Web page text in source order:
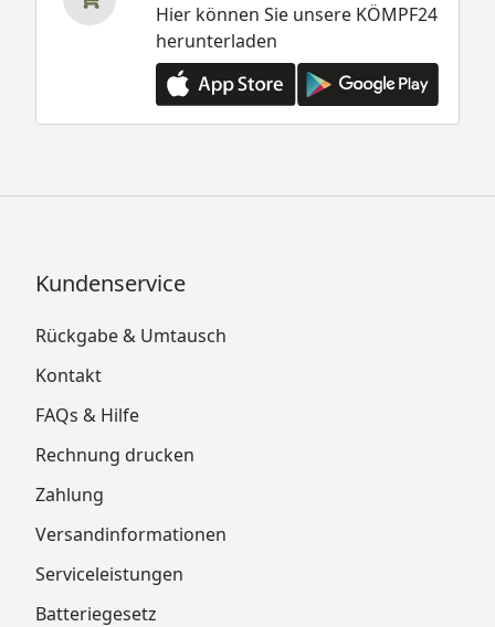
Hier können Sie unsere KÖMPF24
herunterladen
Kundenservice
Rückgabe & Umtausch
Kontakt
FAQs & Hilfe
Rechnung drucken
Zahlung
Versandinformationen
Serviceleistungen
Batteriegesetz